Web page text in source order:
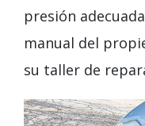
presión
manual del
su taller de